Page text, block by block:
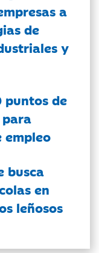
a
de
y
de
busca
en
leñosos